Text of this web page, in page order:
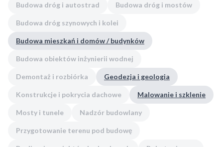
Budowa dróg i autostrad Budowa dróg i mostów
Budowa dróg szynowych i kolei
Budowa mieszkań i domów / budynków
Budowa obiektów inżynierii wodnej
Demontaż i rozbiórka Geodezja i geologia
Konstrukcje i pokrycia dachowe Malowanie i szklenie
Mosty i tunele Nadzór budowlany
Przygotowanie terenu pod budowę